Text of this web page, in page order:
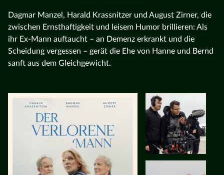
Dagmar Manzel, Harald Krassnitzer und August Zirner, die
zwischen Ernsthaftigkeit und leisem Humor brillieren: Als
ihr Ex-Mann auftaucht – an Demenz erkrankt und die
Scheidung vergessen – gerät die Ehe von Hanne und Bernd
sanft aus dem Gleichgewicht.